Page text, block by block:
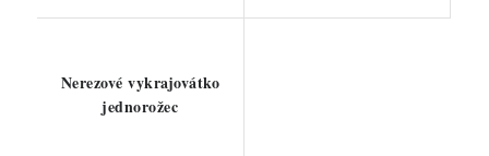
Nerezové vykrajovátko
jednorožec